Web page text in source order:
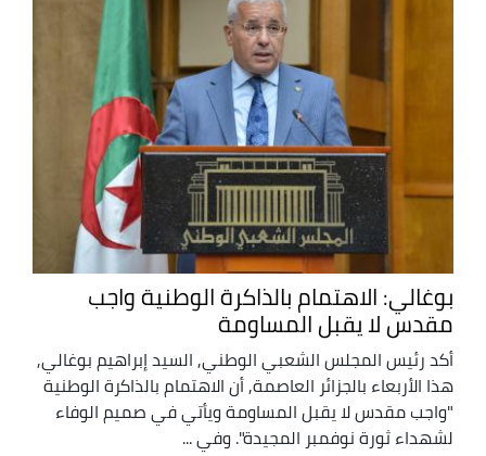
بوغالي: الاهتمام بالذاكرة الوطنية واجب
مقدس لا يقبل المساومة
أكد رئيس المجلس الشعبي الوطني, السيد إبراهيم بوغالي,
هذا الأربعاء بالجزائر العاصمة, أن الاهتمام بالذاكرة الوطنية
"واجب مقدس لا يقبل المساومة ويأتي في صميم الوفاء
لشهداء ثورة نوفمبر المجيدة". وفي ...